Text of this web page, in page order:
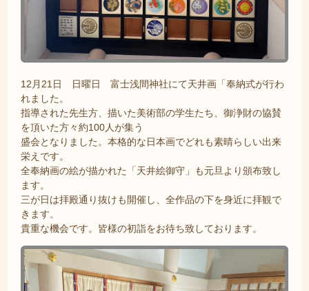
12月21日 日曜日 富士浅間神社にて天井画「奉納式が行わ
れました。
指導された先生方、描いた美術部の学生たち、御浄財の協賛
を頂いた方々約100人が集う
盛会となりました。本格的な日本画でどれも素晴らしい出来
栄えです。
全奉納画の絵が描かれた「天井絵御守」も元旦より頒布致し
ます。
三が日は拝殿通り抜けも開催し、全作品の下を身近に拝観で
きます。
貴重な機会です。皆様の初詣をお待ち致しております。